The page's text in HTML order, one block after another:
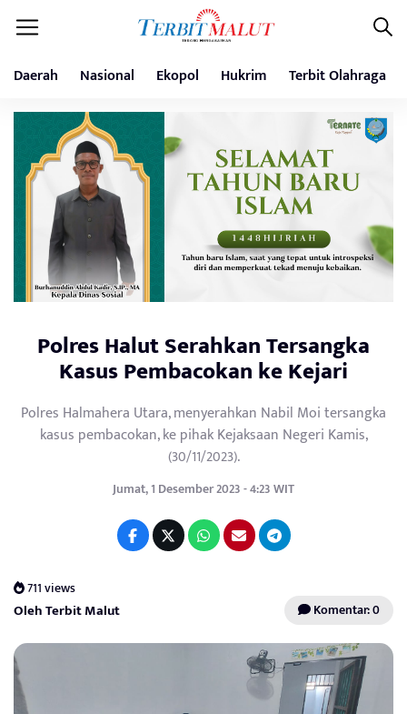
Daerah Nasional Ekopol Hukrim Terbit Olahraga
Polres Halut Serahkan Tersangka
Kasus Pembacokan ke Kejari
Polres Halmahera Utara, menyerahkan Nabil Moi tersangka
kasus pembacokan, ke pihak Kejaksaan Negeri Kamis,
(30/11/2023).
Jumat, 1 Desember 2023 - 4:23 WIT
711 views
Oleh Terbit Malut Komentar: 0